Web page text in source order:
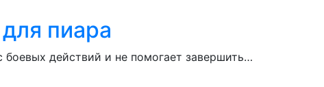
пиара
действий и не помогает завершить…